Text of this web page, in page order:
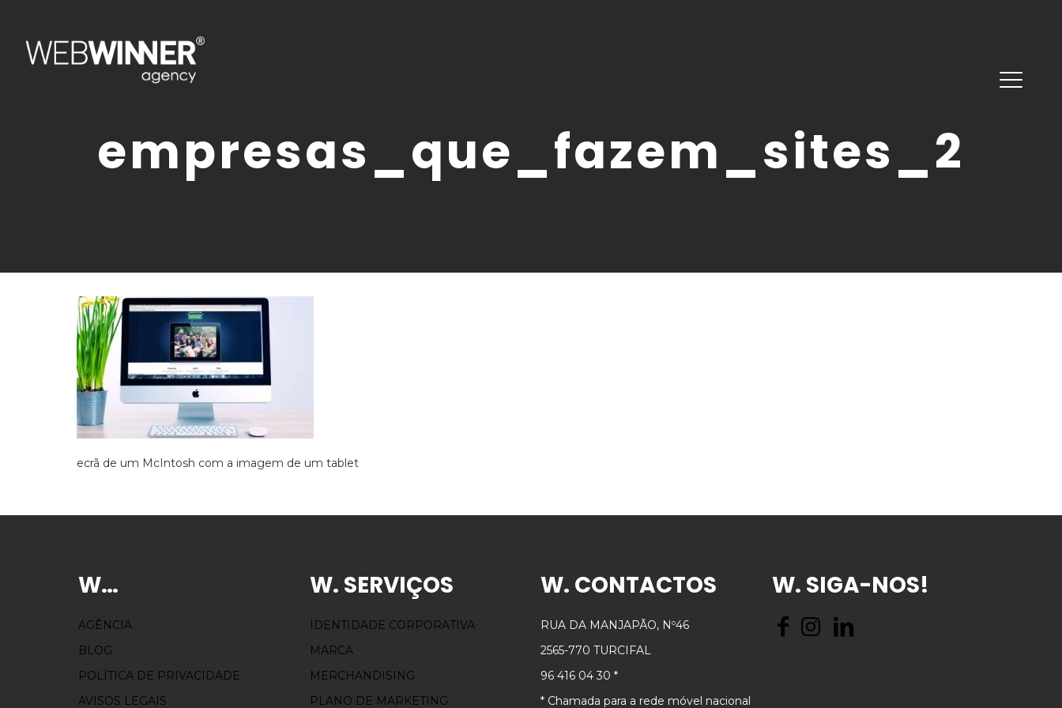
empresas_que_fazem_sites_2
ecrã de um McIntosh com a imagem de um tablet
W…
AGÊNCIA
BLOG
POLÍTICA DE PRIVACIDADE
AVISOS LEGAIS
W. SERVIÇOS
IDENTIDADE CORPORATIVA
MARCA
MERCHANDISING
PLANO DE MARKETING
W. CONTACTOS
RUA DA MANJAPÃO, Nº46
2565-770 TURCIFAL
96 416 04 30 *
* Chamada para a rede móvel nacional
W. SIGA-NOS!